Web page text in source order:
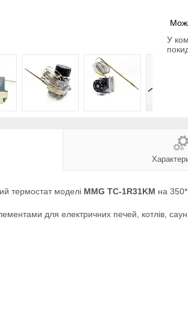
У
термостат моделі MMG TC-1R31KM на
для електричних печей, котлів,